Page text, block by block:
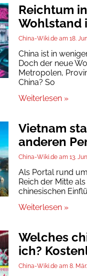
Reichtum
Wohlstand
China-Wiki.de 18.
China ist in
Doch der neue
Metropolen,
China? So
Weiterlesen »
Vietnam
anderen
China-Wiki.de 13.
Als Portal rund
Reich der Mitte
chinesischen
Weiterlesen »
Welches
ich?
China-Wiki.de 8.